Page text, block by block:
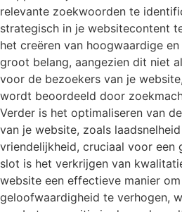
relevante zoekwoorden te
strategisch in je websitecontent
het creëren van hoogwaardige
groot belang, aangezien dit niet
voor de bezoekers van je
wordt beoordeeld door
Verder is het optimaliseren van
van je website, zoals
vriendelijkheid, cruciaal voor een
slot is het verkrijgen van
website een effectieve manier
geloofwaardigheid te verhogen,